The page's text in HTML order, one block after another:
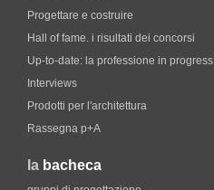
Progettare e costruire
Hall of fame. i risultati dei concorsi
Up-to-date: la professione in progress
Interviews
Prodotti per l'architettura
Rassegna p+A
la bacheca